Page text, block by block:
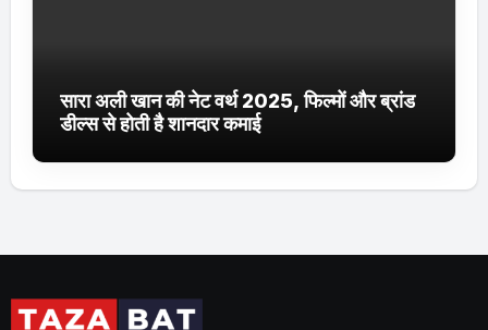
सारा अली खान की नेट वर्थ 2025, फिल्मों और ब्रांड
डील्स से होती है शानदार कमाई